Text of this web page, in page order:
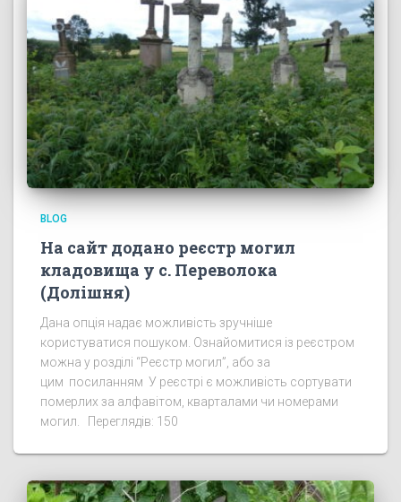
BLOG
На сайт додано реєстр могил
кладовища у с. Переволока
(Долішня)
Дана опція надає можливість зручніше
користуватися пошуком. Ознайомитися із реєстром
можна у розділі “Реєстр могил”, або за
цим посиланням У реєстрі є можливість сортувати
померлих за алфавітом, кварталами чи номерами
могил. Переглядів: 150